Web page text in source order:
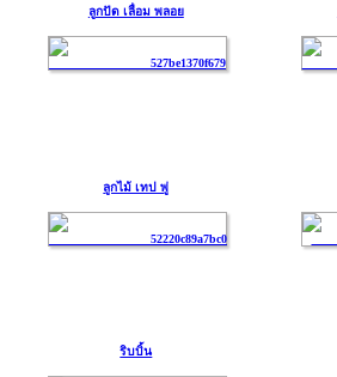
ลูกปัด เลื่อม พลอย
ลูกไม้ เทป พู่
ริบบิ้น